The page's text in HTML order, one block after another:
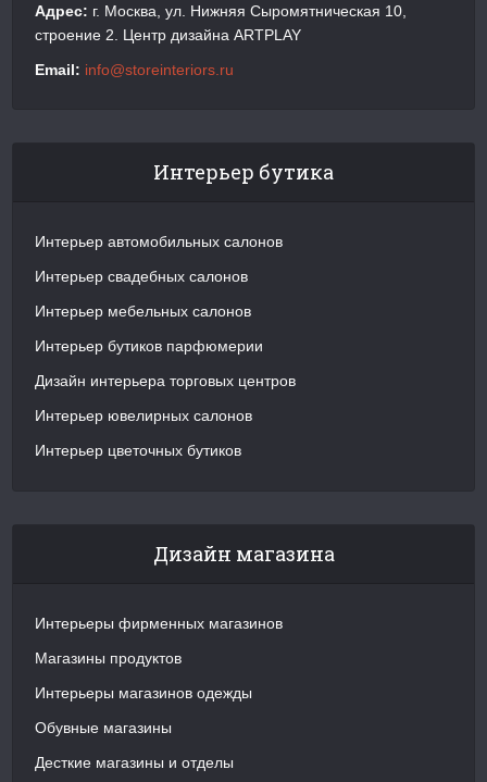
Адрес: г. Москва, ул. Нижняя Сыромятническая 10,
строение 2. Центр дизайна ARTPLAY
Email: info@storeinteriors.ru
Интерьер бутика
Интерьер автомобильных салонов
Интерьер свадебных салонов
Интерьер мебельных салонов
Интерьер бутиков парфюмерии
Дизайн интерьера торговых центров
Интерьер ювелирных салонов
Интерьер цветочных бутиков
Дизайн магазина
Интерьеры фирменных магазинов
Магазины продуктов
Интерьеры магазинов одежды
Обувные магазины
Десткие магазины и отделы